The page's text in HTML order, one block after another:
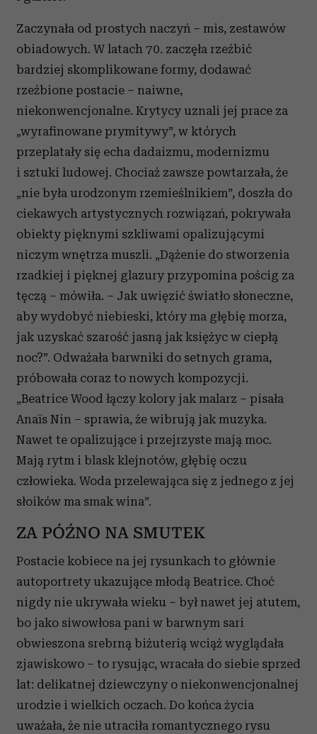
Zaczynała od prostych naczyń – mis, zestawów
obiadowych. W latach 70. zaczęła rzeźbić
bardziej skomplikowane formy, dodawać
rzeźbione postacie – naiwne,
niekonwencjonalne. Krytycy uznali jej prace za
„wyrafinowane prymitywy”, w których
przeplatały się echa dadaizmu, modernizmu
i sztuki ludowej. Chociaż zawsze powtarzała, że
„nie była urodzonym rzemieślnikiem”, doszła do
ciekawych artystycznych rozwiązań, pokrywała
obiekty pięknymi szkliwami opalizującymi
niczym wnętrza muszli. „Dążenie do stworzenia
rzadkiej i pięknej glazury przypomina pościg za
tęczą – mówiła. – Jak uwięzić światło słoneczne,
aby wydobyć niebieski, który ma głębię morza,
jak uzyskać szarość jasną jak księżyc w ciepłą
noc?”. Odważała barwniki do setnych grama,
próbowała coraz to nowych kompozycji.
„Beatrice Wood łączy kolory jak malarz – pisała
Anaïs Nin – sprawia, że wibrują jak muzyka.
Nawet te opalizujące i przejrzyste mają moc.
Mają rytm i blask klejnotów, głębię oczu
człowieka. Woda przelewająca się z jednego z jej
słoików ma smak wina”.
ZA PÓŹNO NA SMUTEK
Postacie kobiece na jej rysunkach to głównie
autoportrety ukazujące młodą Beatrice. Choć
nigdy nie ukrywała wieku – był nawet jej atutem,
bo jako siwowłosa pani w barwnym sari
obwieszona srebrną biżuterią wciąż wyglądała
zjawiskowo – to rysując, wracała do siebie sprzed
lat: delikatnej dziewczyny o niekonwencjonalnej
urodzie i wielkich oczach. Do końca życia
uważała, że nie utraciła romantycznego rysu